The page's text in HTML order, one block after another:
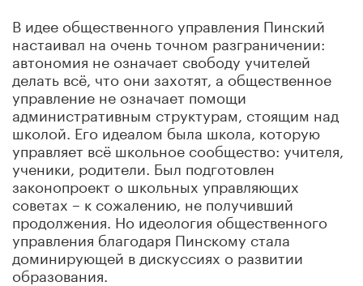
В идее общественного управления Пинский
настаивал на очень точном разграничении:
автономия не означает свободу учителей
делать всё, что они захотят, а общественное
управление не означает помощи
административным структурам, стоящим над
школой. Его идеалом была школа, которую
управляет всё школьное сообщество: учителя,
ученики, родители. Был подготовлен
законопроект о школьных управляющих
советах – к сожалению, не получивший
продолжения. Но идеология общественного
управления благодаря Пинскому стала
доминирующей в дискуссиях о развитии
образования.